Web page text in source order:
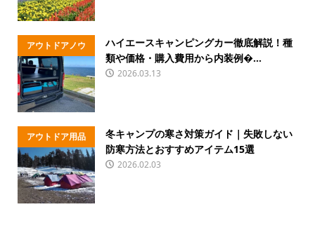
アウトドアノウ
ハウ
ハイエースキャンピングカー徹底解説！種
類や価格・購入費用から内装例�...
2026.03.13
アウトドア用品
冬キャンプの寒さ対策ガイド｜失敗しない
防寒方法とおすすめアイテム15選
2026.02.03